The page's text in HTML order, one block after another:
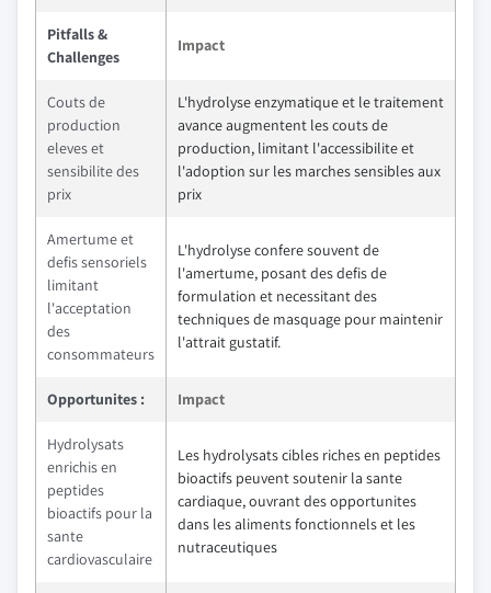
Pitfalls &
Challenges
Impact
Couts de
production
eleves et
sensibilite des
prix
L'hydrolyse enzymatique et le traitement
avance augmentent les couts de
production, limitant l'accessibilite et
l'adoption sur les marches sensibles aux
prix
Amertume et
defis sensoriels
limitant
l'acceptation
des
consommateurs
L'hydrolyse confere souvent de
l'amertume, posant des defis de
formulation et necessitant des
techniques de masquage pour maintenir
l'attrait gustatif.
Opportunites : Impact
Hydrolysats
enrichis en
peptides
bioactifs pour la
sante
cardiovasculaire
Les hydrolysats cibles riches en peptides
bioactifs peuvent soutenir la sante
cardiaque, ouvrant des opportunites
dans les aliments fonctionnels et les
nutraceutiques